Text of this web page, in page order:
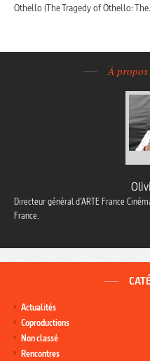
Othello (The Tragedy of Othello:
À propos
Directeur général d’ARTE France
France.
Actualités
Coproductions
Non classé
Rencontres